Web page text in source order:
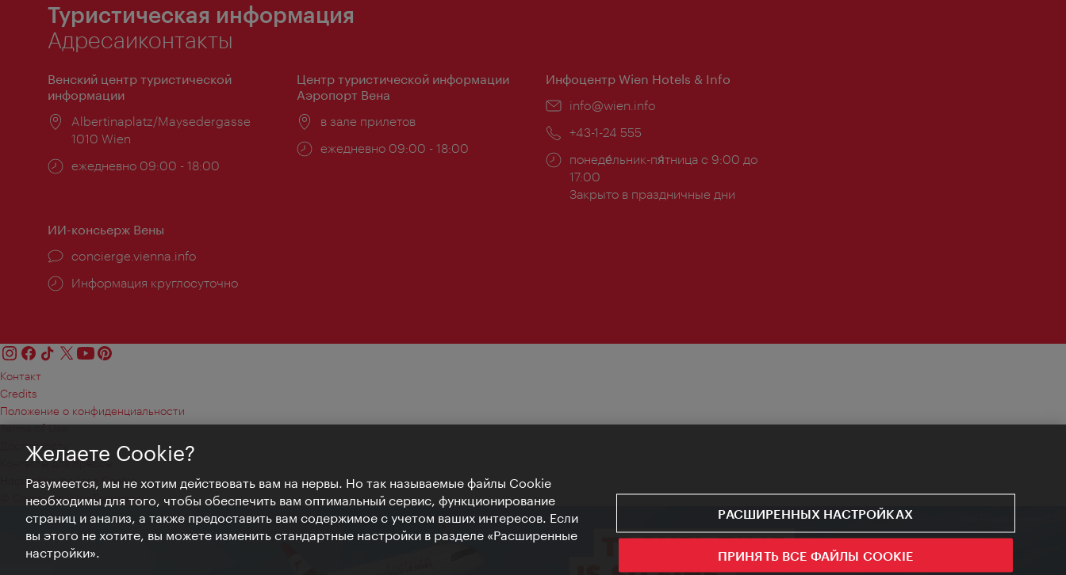
Туристическая информация
Адресаиконтакты
Венский центр туристической
информации
Расположение:
Albertinaplatz/Maysedergasse
1010 Wien
Часы
ежедневно 09:00 - 18:00
Центр туристической информации
Аэропорт Вена
Расположение:
в зале прилетов
Часы
ежедневно 09:00 - 18:00
Инфоцентр Wien Hotels & Info
Эл.
info@wien.info
Телефон:
+43-1-24 555
Часы
работы:
понеде́льник-пя́тница с 9:00 до
17:00
Закрыто в праздничные дни
ИИ-консьерж Вены
concierge.vienna.info
Информация круглосуточно
Контакт
Credits
Положение о конфиденциальности
Terms of Use
Доступность
Контакты для прессы
Настройки файлов Cookie
© Copyright WienTourismus
Желаете Cookie?
Разумеется, мы не хотим действовать вам на нервы. Но так называемые файлы Cookie
необходимы для того, чтобы обеспечить вам оптимальный сервис, функционирование
страниц и анализ, а также предоставить вам содержимое с учетом ваших интересов. Если
вы этого не хотите, вы можете изменить стандартные настройки в разделе «Расширенные
настройки».
РАСШИРЕННЫХ НАСТРОЙКАХ
ПРИНЯТЬ ВСЕ ФАЙЛЫ COOKIE